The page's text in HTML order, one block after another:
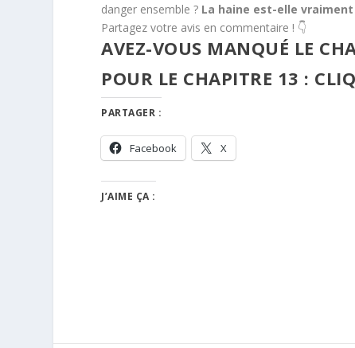
danger ensemble ? La haine est-elle
Partagez votre avis en commentaire ! 👇
AVEZ-VOUS MANQUÉ LE
POUR LE CHAPITRE 13 :
PARTAGER :
Facebook X
J’AIME ÇA :